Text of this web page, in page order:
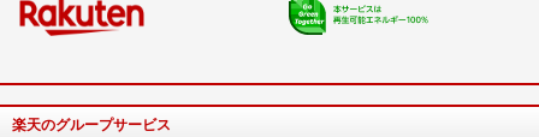
楽天のグループサービス